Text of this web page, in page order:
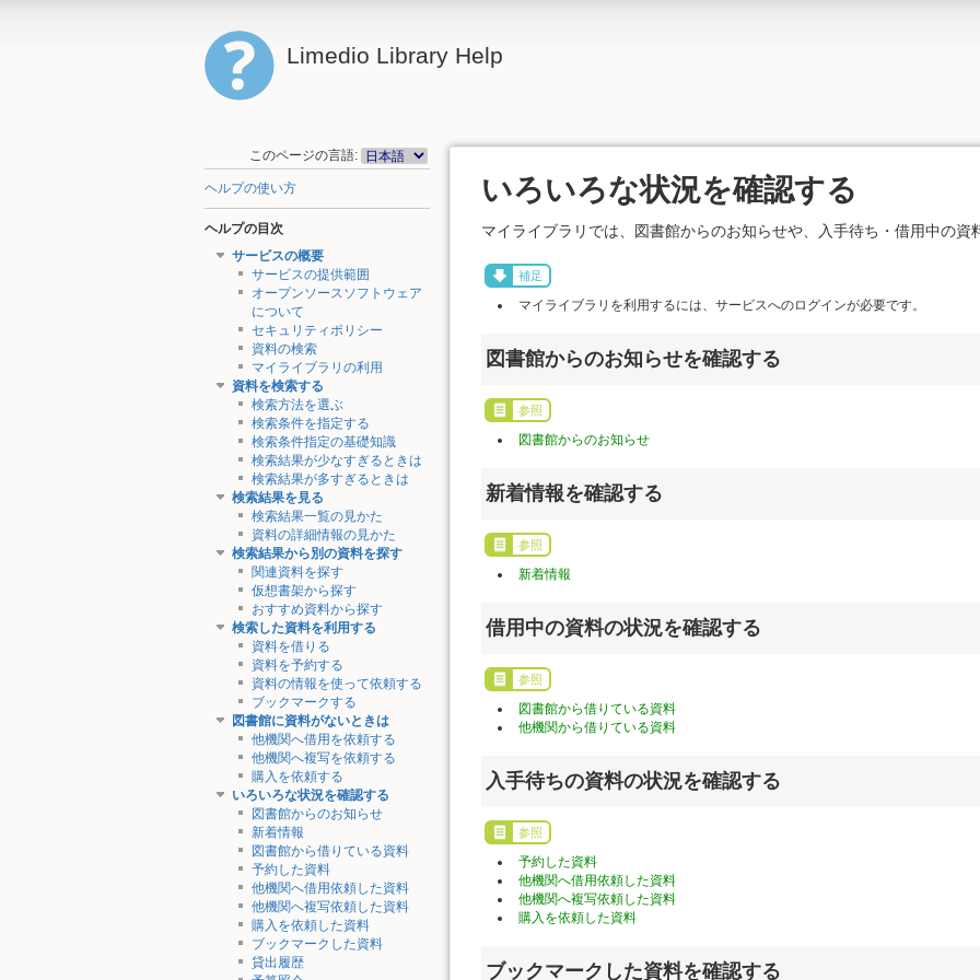
Limedio Library Help
このページの言語:
ヘルプの使い方
ヘルプの目次
サービスの概要
サービスの提供範囲
オープンソースソフトウェア
について
セキュリティポリシー
資料の検索
マイライブラリの利用
資料を検索する
検索方法を選ぶ
検索条件を指定する
検索条件指定の基礎知識
検索結果が少なすぎるときは
検索結果が多すぎるときは
検索結果を見る
検索結果一覧の見かた
資料の詳細情報の見かた
検索結果から別の資料を探す
関連資料を探す
仮想書架から探す
おすすめ資料から探す
検索した資料を利用する
資料を借りる
資料を予約する
資料の情報を使って依頼する
ブックマークする
図書館に資料がないときは
他機関へ借用を依頼する
他機関へ複写を依頼する
購入を依頼する
いろいろな状況を確認する
図書館からのお知らせ
新着情報
図書館から借りている資料
予約した資料
他機関へ借用依頼した資料
他機関へ複写依頼した資料
購入を依頼した資料
ブックマークした資料
貸出履歴
いろいろな状況を確認する
マイライブラリでは、図書館からのお知らせや、入手待ち・借用中の資
補足
マイライブラリを利用するには、サービスへのログインが必要です。
図書館からのお知らせを確認する
参照
図書館からのお知らせ
新着情報を確認する
参照
新着情報
借用中の資料の状況を確認する
参照
図書館から借りている資料
他機関から借りている資料
入手待ちの資料の状況を確認する
参照
予約した資料
他機関へ借用依頼した資料
他機関へ複写依頼した資料
購入を依頼した資料
ブックマークした資料を確認する